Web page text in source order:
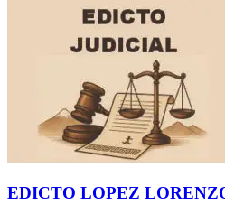
EDICTO LOPEZ